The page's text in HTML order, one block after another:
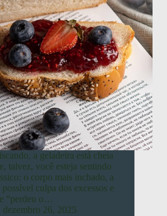
a geladeira está cheia
talvez, você esteja sentindo
o corpo mais inchado, a
culpa dos excessos e
“perdeu o…
dezembro 26, 2025